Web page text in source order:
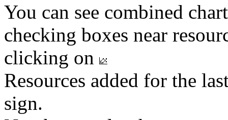
You can see combined
checking boxes near
clicking on
Resources added for the
sign.